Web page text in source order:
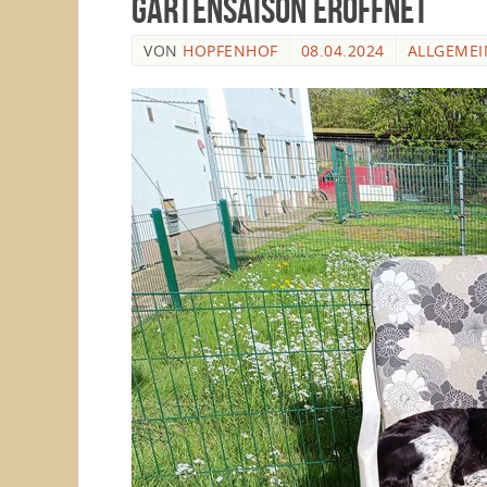
Gartensaison eröffnet
VON HOPFENHOF 08.04.2024